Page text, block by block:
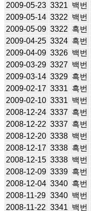
2009-05-23 3321 백번
2009-05-14 3322 백번
2009-05-09 3322 흑번
2009-04-25 3324 흑번
2009-04-09 3326 백번
2009-03-29 3327 백번
2009-03-14 3329 흑번
2009-02-17 3331 흑번
2009-02-10 3331 백번
2008-12-24 3337 흑번
2008-12-22 3337 흑번
2008-12-20 3338 백번
2008-12-17 3338 흑번
2008-12-15 3338 백번
2008-12-09 3339 흑번
2008-12-04 3340 흑번
2008-11-29 3340 백번
2008-11-22 3341 백번